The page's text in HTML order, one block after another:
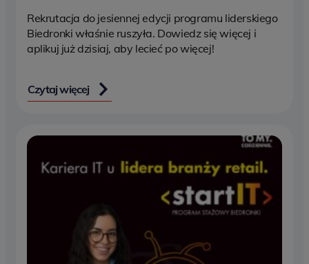
Rekrutacja do jesiennej edycji programu liderskiego
Biedronki właśnie ruszyła. Dowiedz się więcej i
aplikuj już dzisiaj, aby lecieć po więcej!
Czytaj więcej